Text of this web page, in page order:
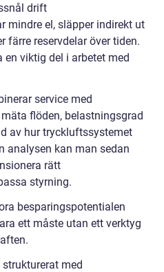
drift
mindre el, släpper indirekt ut
färre reservdelar över tiden.
viktig del i arbetet med
service med
flöden, belastningsgrad
av hur tryckluftssystemet
analysen kan man sedan
rätt
styrning.
besparingspotentialen
ett måste utan ett verktyg
med